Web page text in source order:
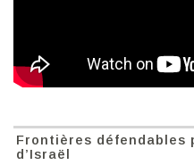
Frontières défendables
d’Israël